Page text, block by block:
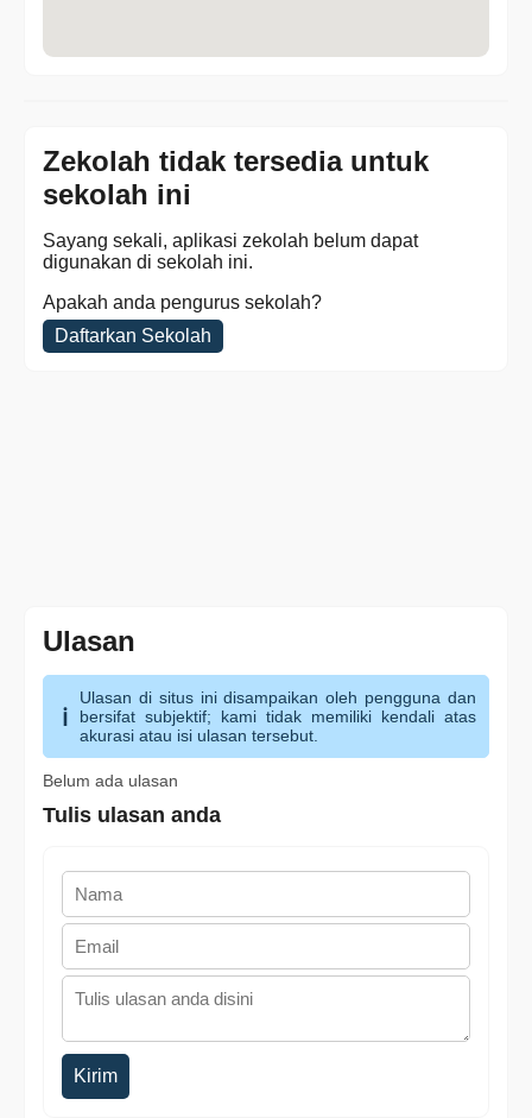
Zekolah tidak tersedia untuk
sekolah ini
Sayang sekali, aplikasi zekolah belum dapat
digunakan di sekolah ini.
Apakah anda pengurus sekolah?
Daftarkan Sekolah
Ulasan
Ulasan di situs ini disampaikan oleh pengguna dan
bersifat subjektif; kami tidak memiliki kendali atas
akurasi atau isi ulasan tersebut.
Belum ada ulasan
Tulis ulasan anda
Kirim